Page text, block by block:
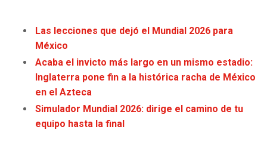
OTRAS LIGAS
STEELERS
TEXANS
COLTS
HORNETS
HEAT
MAGIC
Las lecciones que dejó el Mundial 2026 para
México
Acaba el invicto más largo en un mismo estadio:
Inglaterra pone fin a la histórica racha de México
en el Azteca
Simulador Mundial 2026: dirige el camino de tu
equipo hasta la final